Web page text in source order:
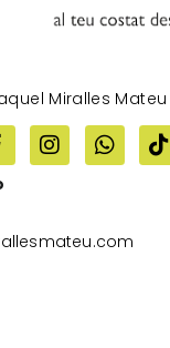
Miralles Mateu